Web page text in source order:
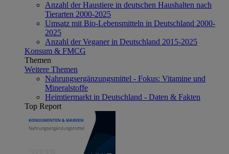
Anzahl der Haustiere in deutschen Haushalten nach
Tierarten 2000-2025
Umsatz mit Bio-Lebensmitteln in Deutschland 2000-
2025
Anzahl der Veganer in Deutschland 2015-2025
Konsum & FMCG
Themen
Weitere Themen
Nahrungsergänzungsmittel - Fokus: Vitamine und
Mineralstoffe
Heimtiermarkt in Deutschland - Daten & Fakten
Top Report